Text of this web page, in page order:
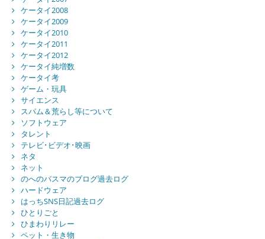
ケータイ2008
ケータイ2009
ケータイ2010
ケータイ2011
ケータイ2012
ケータイ純増数
ケータイ考
ゲーム・玩具
サイエンス
スパム＆荒らし等について
ソフトウェア
タレント
テレビ･ビデオ･映画
ネタ
ネット
のへのバスマのブログ過去ログ
ハードウェア
はっちSNS日記過去ログ
ひとりごと
ひまわりリレー
ペット・生き物